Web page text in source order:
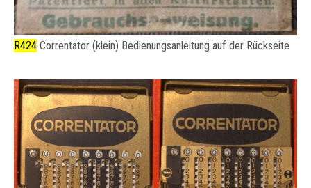
R424 Correntator (klein) Bedienungsanleitung auf der Rückseite